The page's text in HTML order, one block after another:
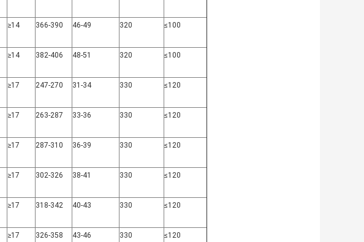
≥14 366-390 46-49 320 ≤100
≥14 382-406 48-51 320 ≤100
≥17 247-270 31-34 330 ≤120
≥17 263-287 33-36 330 ≤120
≥17 287-310 36-39 330 ≤120
≥17 302-326 38-41 330 ≤120
≥17 318-342 40-43 330 ≤120
≥17 326-358 43-46 330 ≤120